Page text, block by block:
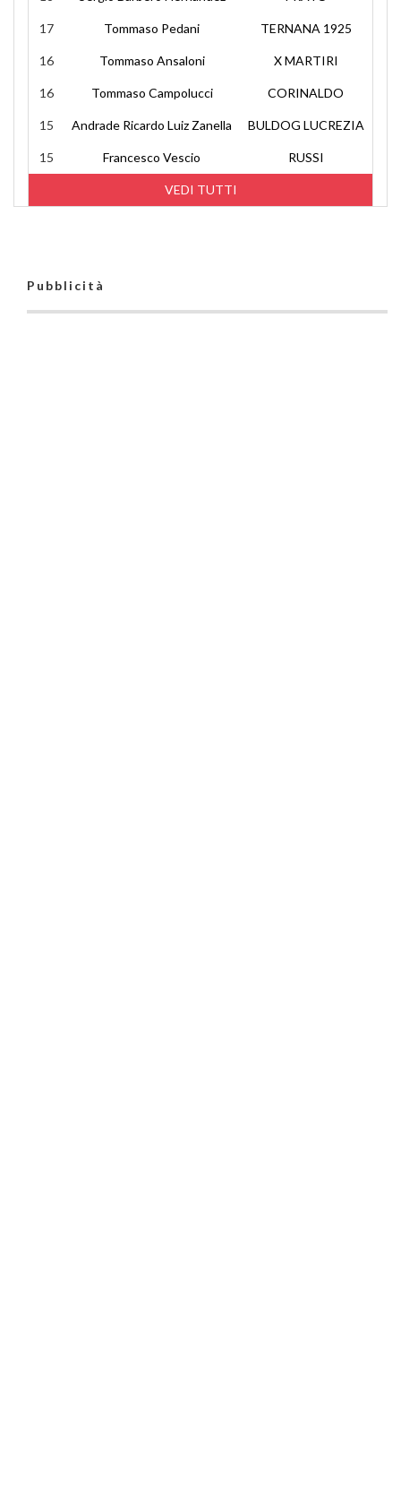
VEDI TUTTI
17 Tommaso Pedani TERNANA 1925
16 Tommaso Ansaloni X MARTIRI
16 Tommaso Campolucci CORINALDO
15 Andrade Ricardo Luiz Zanella BULDOG LUCREZIA
15 Francesco Vescio RUSSI
Pubblicità